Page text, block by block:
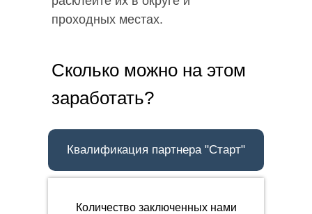
Квалификация партнера "Старт"
проходных местах.
Сколько можно на этом
заработать?
Количество заключенных нами